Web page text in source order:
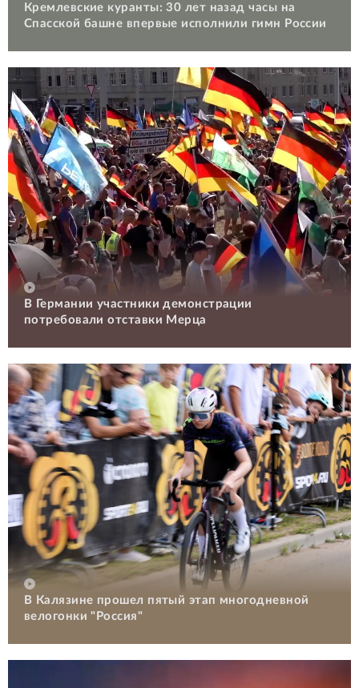
Кремлевские куранты: 30 лет назад часы на
Спасской башне впервые исполнили гимн России
В Германии участники демонстрации
потребовали отставки Мерца
В Калязине прошел пятый этап многодневной
велогонки "Россия"